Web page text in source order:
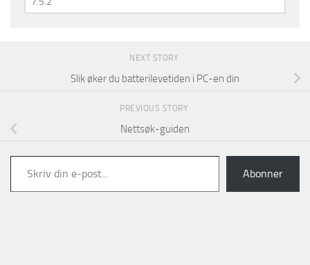
NEXT STORY
Slik øker du batterilevetiden i PC-en din
PREVIOUS STORY
Nettsøk-guiden
Skriv din e-post...
Abonner